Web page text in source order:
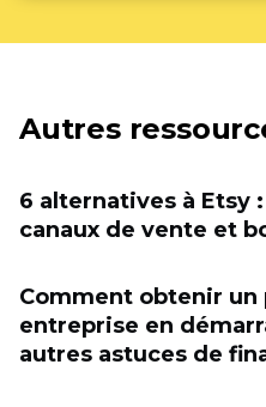
Autres
6 alternatives à Etsy
canaux de vente et
Comment obtenir un
entreprise en
autres astuces de